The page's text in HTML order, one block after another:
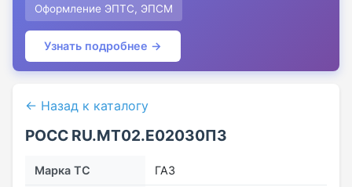
Оформление ЭПТС, ЭПСМ
Узнать подробнее →
← Назад к каталогу
РОСС RU.МТ02.E02030П3
Марка ТС ГАЗ